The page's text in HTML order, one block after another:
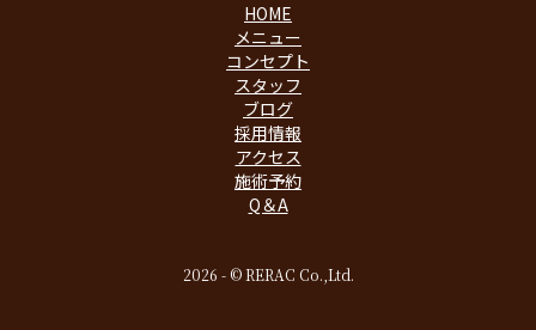
HOME
メニュー
コンセプト
スタッフ
ブログ
採用情報
アクセス
施術予約
Q＆A
2026 - © RERAC Co.,Ltd.